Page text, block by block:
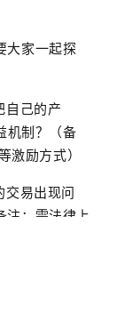
大家一起探
自己的产
机制？（备
激励方式）
交易出现问
注：需法律上